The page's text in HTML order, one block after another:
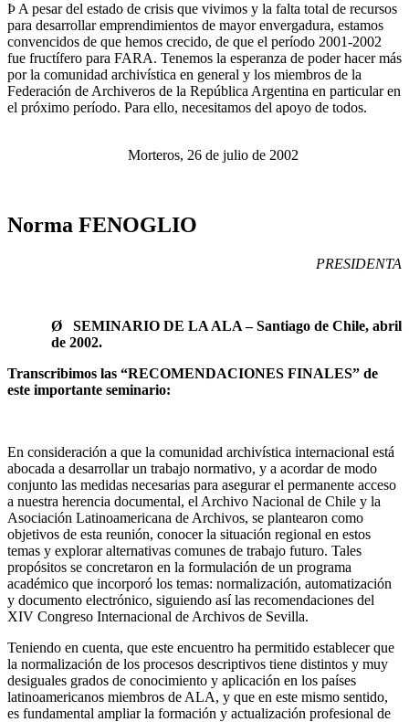
Þ A pesar del estado de crisis que vivimos y la falta total de recursos
para desarrollar emprendimientos de mayor envergadura, estamos
convencidos de que hemos crecido, de que el período 2001-2002
fue fructífero para FARA. Tenemos la esperanza de poder hacer más
por la comunidad archivística en general y los miembros de la
Federación de Archiveros de la República Argentina en particular en
el próximo período. Para ello, necesitamos del apoyo de todos.
Morteros, 26 de julio de 2002
Norma FENOGLIO
PRESIDENTA
Ø
SEMINARIO DE LA ALA – Santiago de Chile, abril
de 2002.
Transcribimos las “RECOMENDACIONES FINALES” de
este importante seminario:
En consideración a que la comunidad archivística internacional está
abocada a desarrollar un trabajo normativo, y a acordar de modo
conjunto las medidas necesarias para asegurar el permanente acceso
a nuestra herencia documental, el Archivo Nacional de Chile y la
Asociación Latinoamericana de Archivos, se plantearon como
objetivos de esta reunión, conocer la situación regional en estos
temas y explorar alternativas comunes de trabajo futuro. Tales
propósitos se concretaron en la formulación de un programa
académico que incorporó los temas: normalización, automatización
y documento electrónico, siguiendo así las recomendaciones del
XIV Congreso Internacional de Archivos de Sevilla.
Teniendo en cuenta, que este encuentro ha permitido establecer que
la normalización de los procesos descriptivos tiene distintos y muy
desiguales grados de conocimiento y aplicación en los países
latinoamericanos miembros de ALA, y que en este mismo sentido,
es fundamental ampliar la formación y actualización profesional de